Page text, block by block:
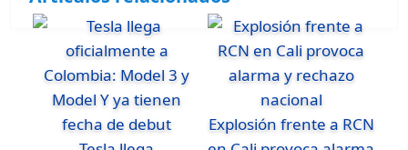
Explosión frente a RCN